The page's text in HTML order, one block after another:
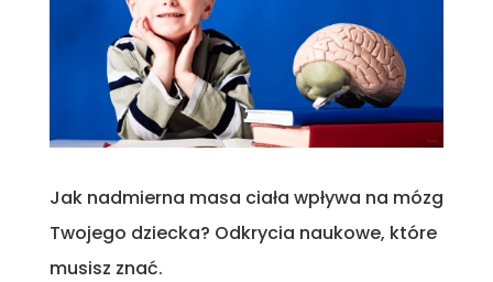
Jak nadmierna masa ciała wpływa na mózg
Twojego dziecka? Odkrycia naukowe, które
musisz znać.